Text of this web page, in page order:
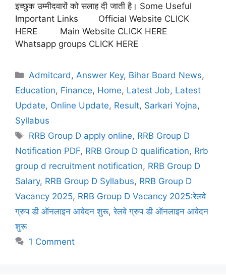
इच्छुक उम्मीदवारों को सलाह दी जाती है। Some Useful
Important Links Official Website CLICK
HERE Main Website CLICK HERE
Whatsapp groups CLICK HERE
Admitcard , Answer Key, Bihar Board News,
Education, Finance, Home, Latest Job, Latest
Update, Online Update, Result, Sarkari Yojna,
Syllabus
RRB Group D apply online, RRB Group D
Notification PDF, RRB Group D qualification, Rrb
group d recruitment notification, RRB Group D
Salary, RRB Group D Syllabus, RRB Group D
Vacancy 2025, RRB Group D Vacancy 2025:रेलवे
ग्रुप डी ऑनलाइन आवेदन शुरू,रेलवे ग्रुप डी ऑनलाइन आवेदन
शुरू
1 Comment